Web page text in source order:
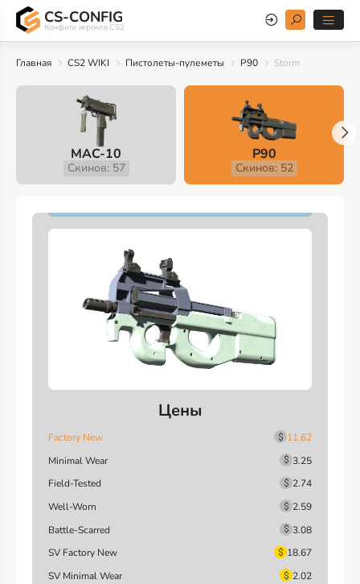
CS-CONFIG
Конфиги игроков CS2
Главная CS2 WIKI Пистолеты-пулеметы P90 Storm
MAC-10
Скинов: 57
P90
Скинов: 52
Цены
Factory New
11.62
Minimal Wear
3.25
Field-Tested
2.74
Well-Worn
2.59
Battle-Scarred
3.08
SV Factory New
18.67
SV Minimal Wear
2.02